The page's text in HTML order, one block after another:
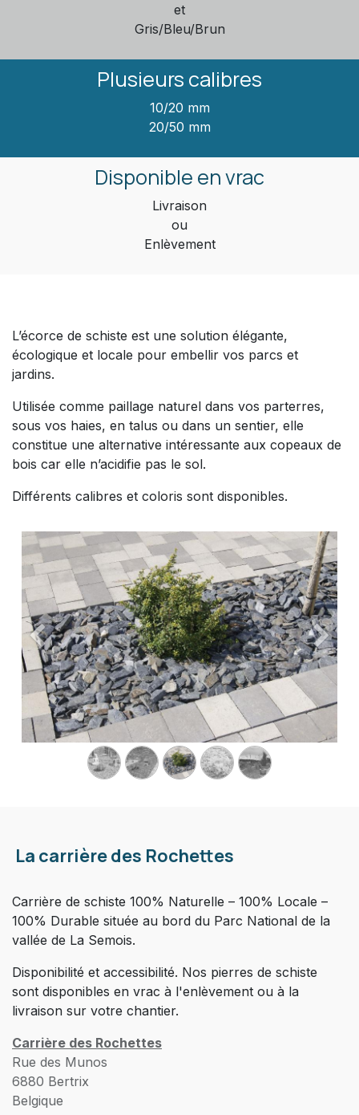
et
Gris/Bleu/Brun
Plusieurs calibres
10/20 mm
20/50 mm
Disponible en vrac
Livraison
ou
Enlèvement
L’écorce de schiste est une solution élégante,
écologique et locale pour embellir vos parcs et
jardins.
Utilisée comme paillage naturel dans vos parterres,
sous vos haies, en talus ou dans un sentier, elle
constitue une alternative intéressante aux copeaux de
bois car elle n’acidifie pas le sol.
Différents calibres et coloris sont disponibles.
Précedent
La carrière des Rochettes
Carrière de schiste 100% Naturelle – 100% Locale –
100% Durable située au bord du Parc National de la
vallée de La Semois.
Disponibilité et accessibilité. Nos pierres de schiste
sont disponibles en vrac à l'enlèvement ou à la
livraison sur votre chantier.
Carrière des Rochettes
Rue des Munos
6880 Bertrix
Belgique